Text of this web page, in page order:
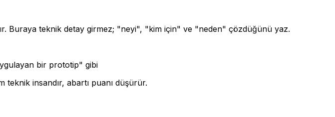
Buraya teknik detay girmez; "neyi", "kim için" ve "neden" çözdüğünü yaz.
bir prototip" gibi
insandır, abartı puanı düşürür.